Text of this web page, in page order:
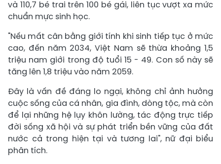
và 110,7 bé trai trên 100 bé gái, liên tục vượt xa mức
chuẩn mực sinh học.
"Nếu mất cân bằng giới tính khi sinh tiếp tục ở mức
cao, đến năm 2034, Việt Nam sẽ thừa khoảng 1,5
triệu nam giới trong độ tuổi 15 - 49. Con số này sẽ
tăng lên 1,8 triệu vào năm 2059.
Đây là vấn đề đáng lo ngại, không chỉ ảnh hưởng
cuộc sống của cá nhân, gia đình, dòng tộc, mà còn
để lại những hệ lụy khôn lường, tác động trực tiếp
đời sống xã hội và sự phát triển bền vững của đất
nước cả trong hiện tại và tương lai", nữ đại biểu
phân tích.